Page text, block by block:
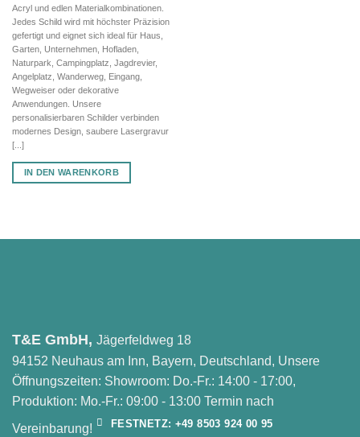
Acryl und edlen Materialkombinationen.
Jedes Schild wird mit höchster Präzision
gefertigt und eignet sich ideal für Haus,
Garten, Unternehmen, Hofladen,
Naturpark, Campingplatz, Jagdrevier,
Angelplatz, Wanderweg, Eingang,
Wegweiser oder dekorative
Anwendungen. Unsere
personalisierbaren Schilder verbinden
modernes Design, saubere Lasergravur
[...]
IN DEN WARENKORB
T&E GmbH, Jägerfeldweg 18
94152 Neuhaus am Inn, Bayern, Deutschland, Unsere
Öffnungszeiten: Showroom: Do.-Fr.: 14:00 - 17:00,
Produktion: Mo.-Fr.: 09:00 - 13:00 Termin nach
Vereinbarung!
FESTNETZ: +49 8503 924 00 95